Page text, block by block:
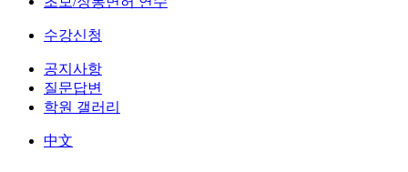
수강신청
공지사항
질문답변
학원 갤러리
中文